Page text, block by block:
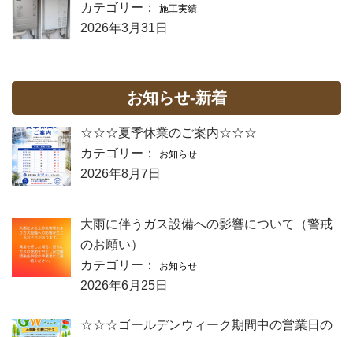
カテゴリー：
施工実績
2026年3月31日
お知らせ-新着
☆☆☆夏季休業のご案内☆☆☆
カテゴリー：
お知らせ
2026年8月7日
大雨に伴うガス設備への影響について（警戒
のお願い）
カテゴリー：
お知らせ
2026年6月25日
☆☆☆ゴールデンウィーク期間中の営業日の